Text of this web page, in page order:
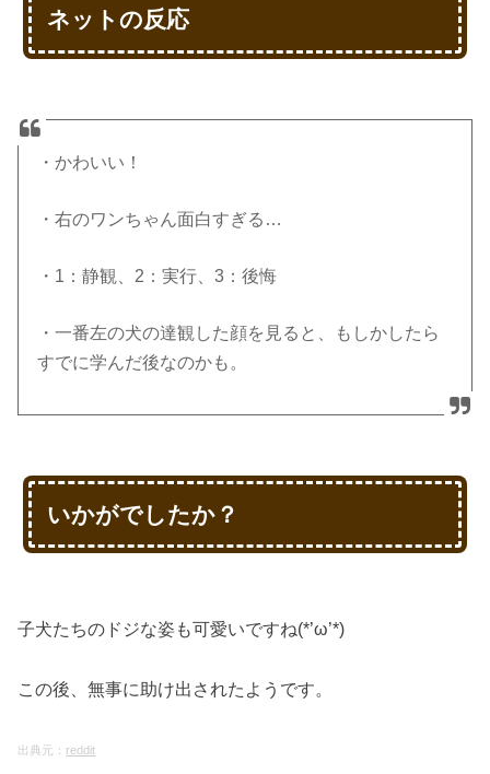
ネットの反応
・かわいい！
・右のワンちゃん面白すぎる…
・1：静観、2：実行、3：後悔
・一番左の犬の達観した顔を見ると、もしかしたら
すでに学んだ後なのかも。
いかがでしたか？
子犬たちのドジな姿も可愛いですね(*’ω’*)
この後、無事に助け出されたようです。
出典元： reddit